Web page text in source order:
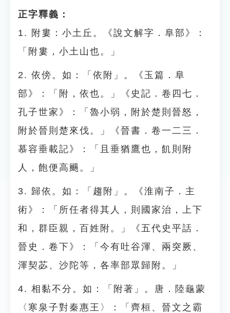
正字釋義：
1. 附婁：小土丘。《說文解字．阜部》：
「附婁，小土山也。」
2. 依傍。如：「依附」。《玉篇．阜
部》：「附，依也。」《史記．卷四七．
孔子世家》：「魯小弱，附於楚則晉怒，
附於晉則楚來伐。」《晉書．卷一二三．
慕容垂載記》：「且垂猶鷹也，飢則附
人，飽便高颺。」
3. 歸依。如：「趨附」。《淮南子．主
術》：「所任者得其人，則國家治，上下
和，群臣親，百姓附。」《五代史平話．
晉史．卷下》：「今有吐谷渾、兩突厥、
渾契苾、沙陀等，各率部眾歸附。」
4. 相黏不分。如：「附著」。唐．陸龜蒙
〈寒泉子對秦惠王〉：「齊桓、晉文之霸